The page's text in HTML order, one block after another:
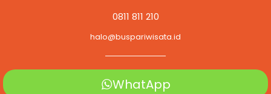
0811 811 210
halo@buspariwisata.id
WhatApp